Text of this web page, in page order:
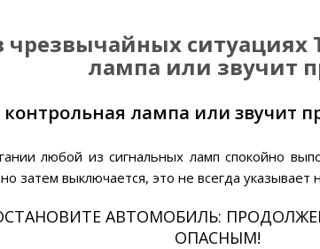
ситуациях
лампа или звучит
контрольная лампа или звучит
любой из сигнальных ламп спокойно
затем выключается, это не всегда указывает
АВТОМОБИЛЬ:
ОПАСНЫМ!